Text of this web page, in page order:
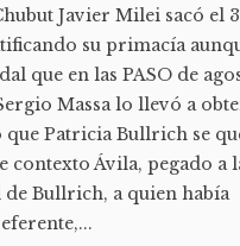
Javier Milei sacó el
su primacía
que en las PASO de
Massa lo llevó a
que Patricia Bullrich se
contexto Ávila, pegado a
de Bullrich, a quien había